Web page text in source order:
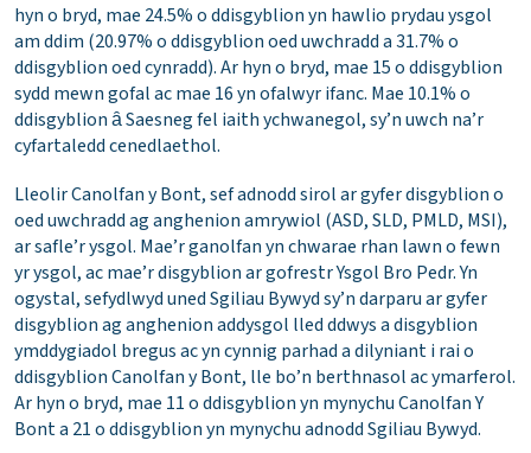
hyn o bryd, mae 24.5% o ddisgyblion yn hawlio prydau ysgol
am ddim (20.97% o ddisgyblion oed uwchradd a 31.7% o
ddisgyblion oed cynradd). Ar hyn o bryd, mae 15 o ddisgyblion
sydd mewn gofal ac mae 16 yn ofalwyr ifanc. Mae 10.1% o
ddisgyblion ȃ Saesneg fel iaith ychwanegol, sy’n uwch na’r
cyfartaledd cenedlaethol.
Lleolir Canolfan y Bont, sef adnodd sirol ar gyfer disgyblion o
oed uwchradd ag anghenion amrywiol (ASD, SLD, PMLD, MSI),
ar safle’r ysgol. Mae’r ganolfan yn chwarae rhan lawn o fewn
yr ysgol, ac mae’r disgyblion ar gofrestr Ysgol Bro Pedr. Yn
ogystal, sefydlwyd uned Sgiliau Bywyd sy’n darparu ar gyfer
disgyblion ag anghenion addysgol lled ddwys a disgyblion
ymddygiadol bregus ac yn cynnig parhad a dilyniant i rai o
ddisgyblion Canolfan y Bont, lle bo’n berthnasol ac ymarferol.
Ar hyn o bryd, mae 11 o ddisgyblion yn mynychu Canolfan Y
Bont a 21 o ddisgyblion yn mynychu adnodd Sgiliau Bywyd.